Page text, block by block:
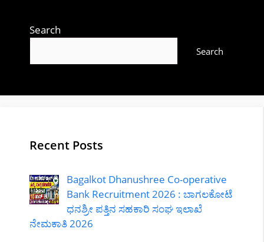
Search
Search
Recent Posts
Bagalkot Dhanushree Co-operative
Bank Recruitment 2026 : ಬಾಗಲಕೋಟೆ
ಧನಶ್ರೀ ಪತ್ತಿನ ಸಹಕಾರಿ ಸಂಘ ಇಲಾಖೆ
ನೇಮಕಾತಿ 2026